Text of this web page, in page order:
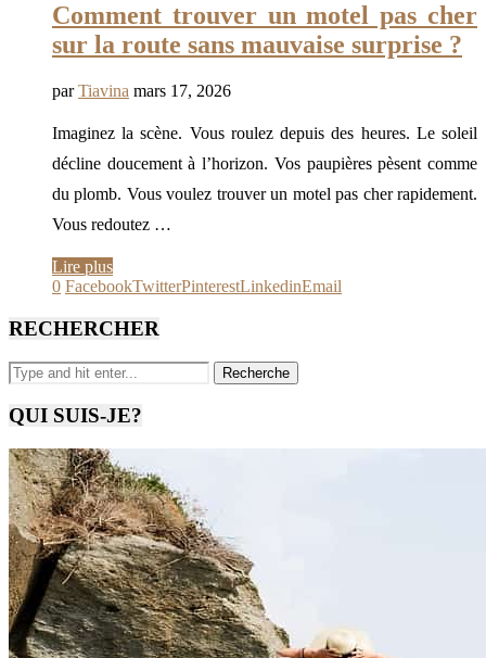
Comment trouver un motel pas cher
sur la route sans mauvaise surprise ?
parTiavina mars 17, 2026
Imaginez la scène. Vous roulez depuis des heures. Le soleil
décline doucement à l’horizon. Vos paupières pèsent comme
du plomb. Vous voulez trouver un motel pas cher rapidement.
Vous redoutez …
Lire plus
0 FacebookTwitterPinterestLinkedinEmail
RECHERCHER
QUI SUIS-JE?